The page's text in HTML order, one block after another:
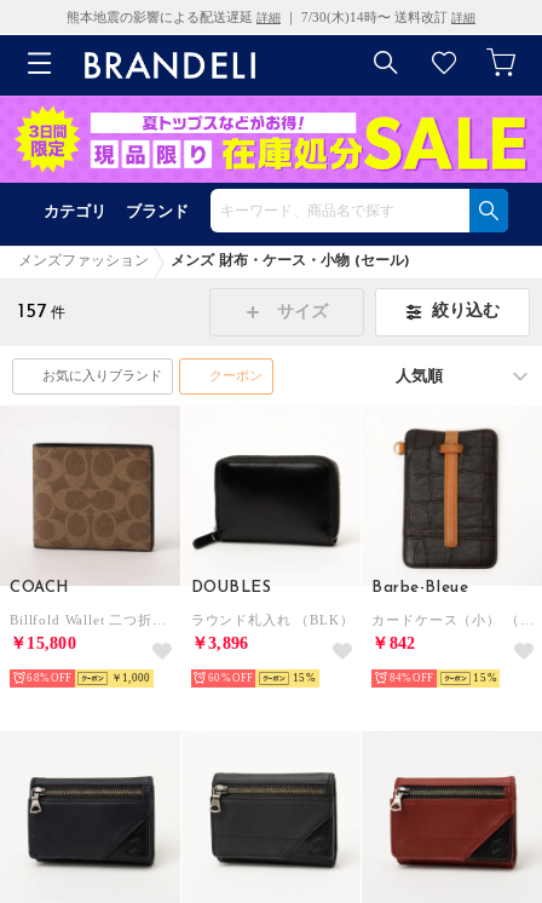
熊本地震の影響による配送遅延 詳細 ｜ 7/30(木)14時〜 送料改訂 詳細
カテゴリ ブランド
メンズファッション メンズ 財布・ケース・小物 (セール)
157 件 サイズ 絞り込む
お気に入りブランド クーポン
COACH
￥15,800
68% ￥1,000
DOUBLES
ラウンド札入れ （BLK）
￥3,896
60% 15
Barbe-Bleue
￥842
84% 15